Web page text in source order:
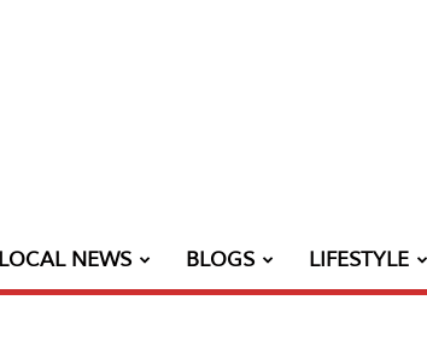
LOCAL NEWS BLOGS LIFESTYLE